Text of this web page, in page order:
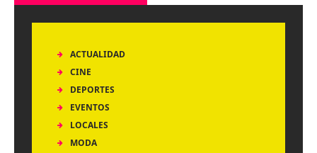
ACTUALIDAD
CINE
DEPORTES
EVENTOS
LOCALES
MODA